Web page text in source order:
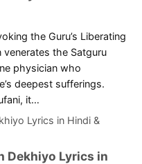
the Guru’s Liberating
the Satguru
physician who
deepest sufferings.
it…
Dekhiyo Lyrics in